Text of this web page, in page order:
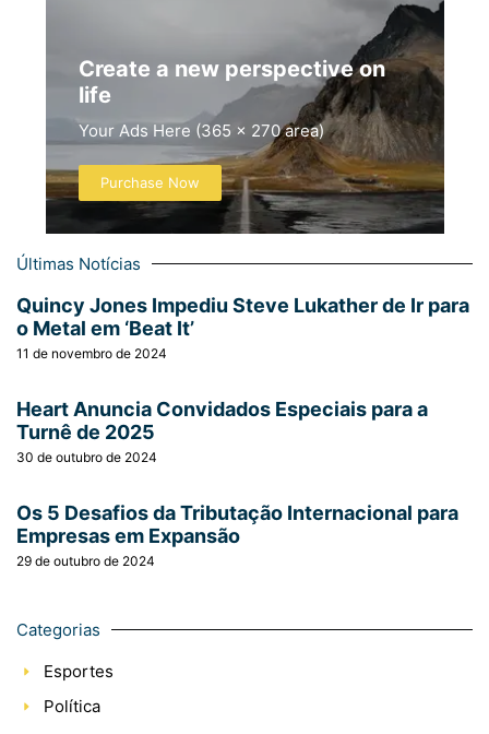
Create a new perspective on
life
Your Ads Here (365 x 270 area)
Purchase Now
Últimas Notícias
Quincy Jones Impediu Steve Lukather de Ir para
o Metal em ‘Beat It’
11 de novembro de 2024
Heart Anuncia Convidados Especiais para a
Turnê de 2025
30 de outubro de 2024
Os 5 Desafios da Tributação Internacional para
Empresas em Expansão
29 de outubro de 2024
Categorias
Esportes
Política